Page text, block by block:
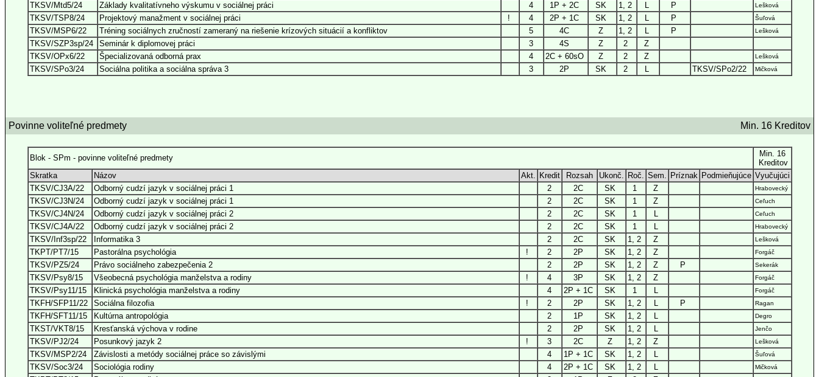
TKSV/Mtd5/24 Základy kvalitatívneho výskumu v sociálnej práci 4 1P + 2C SK 1, 2 L P Lešková
TKSV/TSP8/24 Projektový manažment v sociálnej práci ! 4 2P + 1C SK 1, 2 L P Šuľová
TKSV/MSP6/22 Tréning sociálnych zručností zameraný na riešenie krízových situácií a konfliktov 5 4C Z 1, 2 L P Lešková
TKSV/SZP3sp/24 Seminár k diplomovej práci 3 4S Z 2
Z
TKSV/OPx6/22
Špecializovaná odborná prax 4 2C + 60sO Z 2 Z Lešková
TKSV/SPo3/24 Sociálna politika a sociálna správa 3 3 2P SK 2 L TKSV/SPo2/22 Mičková
Povinne voliteľné predmety Min. 16 Kreditov
Blok - SPm - povinne voliteľné predmety
Min. 16
Kreditov
Skratka
Názov Akt. Kredit Rozsah Ukonč. Roč. Sem. Príznak Podmieňujúce Vyučujúci
TKSV/CJ3A/22
Odborný cudzí jazyk v sociálnej práci 1 2 2C SK 1 Z Hrabovecký
TKSV/CJ3N/24 Odborný cudzí jazyk v sociálnej práci 1 2 2C SK 1 Z Ceľuch
TKSV/CJ4N/24 Odborný cudzí jazyk v sociálnej práci 2 2 2C SK 1 L Ceľuch
TKSV/CJ4A/22 Odborný cudzí jazyk v sociálnej práci 2 2 2C SK 1 L Hrabovecký
TKSV/Inf3sp/22 Informatika 3 2 2C SK 1, 2 Z Lešková
TKPT/PT7/15 Pastorálna psychológia ! 2 2P SK 1, 2 Z Forgáč
TKSV/PZ5/24 Právo sociálneho zabezpečenia 2 2 2P SK 1, 2 Z P Sekerák
TKSV/Psy8/15 Všeobecná psychológia manželstva a rodiny ! 4 3P SK 1, 2 Z Forgáč
TKSV/Psy11/15 Klinická psychológia manželstva a rodiny 4 2P + 1C SK 1 L Forgáč
TKFH/SFP11/22 Sociálna filozofia ! 2 2P SK 1, 2 L P Ragan
TKFH/SFT11/15 Kultúrna antropológia 2 1P SK 1, 2 L Degro
TKST/VKT8/15 Kresťanská výchova v rodine 2 2P SK 1, 2 L Jenčo
TKSV/PJ2/24 Posunkový jazyk 2 ! 3 2C Z 1, 2 Z Lešková
TKSV/MSP2/24 Závislosti a metódy sociálnej práce so závislými 4 1P + 1C SK 1, 2 L Šuľová
TKSV/Soc3/24 Sociológia rodiny 4 2P + 1C SK 1, 2 L Mičková